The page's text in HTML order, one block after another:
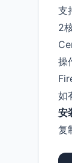
支
2
操
如
安
复